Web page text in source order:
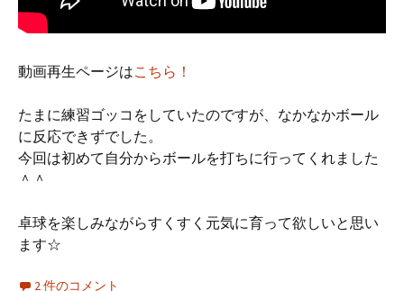
動画再生ページはこちら！
たまに練習ゴッコをしていたのですが、なかなかボール
に反応できずでした。
今回は初めて自分からボールを打ちに行ってくれました
＾＾
卓球を楽しみながらすくすく元気に育って欲しいと思い
ます☆
2 件のコメント